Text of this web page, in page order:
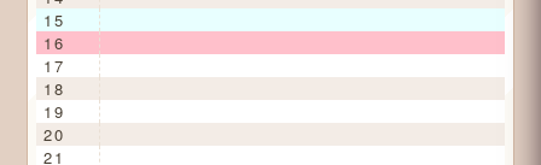
15
16
17
18
19
20
21